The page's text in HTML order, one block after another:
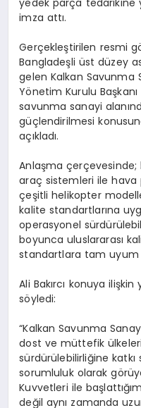
imza attı.
Gerçekleştirilen resmi
Bangladeşli üst düzey
gelen Kalkan Savunma
Yönetim Kurulu Başkanı
savunma sanayi
güçlendirilmesi
açıkladı.
Anlaşma çerçevesinde;
araç sistemleri ile hava
çeşitli helikopter
kalite standartlarına
operasyonel
boyunca uluslararası
standartlara tam uyum
Ali Bakırcı konuya ilişkin
söyledi:
“Kalkan Savunma
dost ve müttefik
sürdürülebilirliğine
sorumluluk olarak
Kuvvetleri ile
değil aynı zamanda